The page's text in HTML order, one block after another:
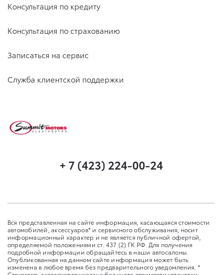
Консультация по кредиту
Консультация по страхованию
Записаться на сервис
Служба клиентской поддержки
+ 7 (423) 224-00-24
Вся представленная на сайте информация, касающаяся стоимости
автомобилей, аксессуаров* и сервисного обслуживания, носит
информационный характер и не является публичной офертой,
определяемой положениями ст. 437 (2) ГК РФ. Для получения
подробной информации обращайтесь в наши автосалоны.
Опубликованная на данном сайте информация может быть
изменена в любое время без предварительного уведомления. *